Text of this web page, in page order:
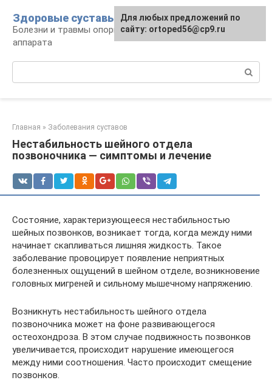
контенту
Здоровые суставы
Болезни и травмы опорно-двигательного
аппарата
Главная » Заболевания суставов
Нестабильность шейного отдела
позвоночника — симптомы и лечение
Состояние, характеризующееся нестабильностью
шейных позвонков, возникает тогда, когда между ними
начинает скапливаться лишняя жидкость. Такое
заболевание провоцирует появление неприятных
болезненных ощущений в шейном отделе, возникновение
головных мигреней и сильному мышечному напряжению.
Возникнуть нестабильность шейного отдела
позвоночника может на фоне развивающегося
остеохондроза. В этом случае подвижность позвонков
увеличивается, происходит нарушение имеющегося
между ними соотношения. Часто происходит смещение
позвонков.
Для любых предложений по
сайту: ortoped56@cp9.ru